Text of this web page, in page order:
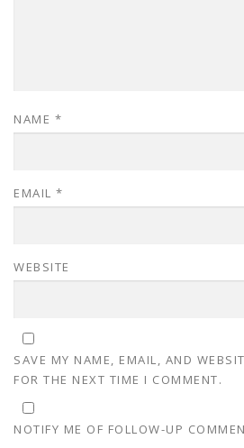
NAME *
EMAIL *
WEBSITE
SAVE MY NAME, EMAIL, AND
FOR THE NEXT TIME I COMMENT.
NOTIFY ME OF FOLLOW-UP